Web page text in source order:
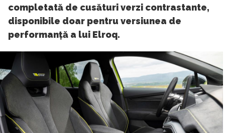
completată de cusături verzi contrastante,
disponibile doar pentru versiunea de
performanță a lui Elroq.